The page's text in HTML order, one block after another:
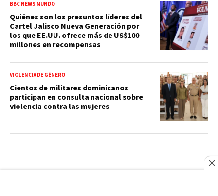
BBC NEWS MUNDO
Quiénes son los presuntos líderes del
Cartel Jalisco Nueva Generación por
los que EE.UU. ofrece más de US$100
millones en recompensas
VIOLENCIA DE GÉNERO
Cientos de militares dominicanos
participan en consulta nacional sobre
violencia contra las mujeres